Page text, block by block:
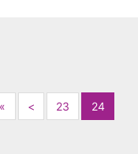
« Next<Previous
23 24